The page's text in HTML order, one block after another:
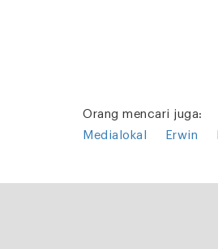
Orang mencari juga:
Medialokal
Erwin